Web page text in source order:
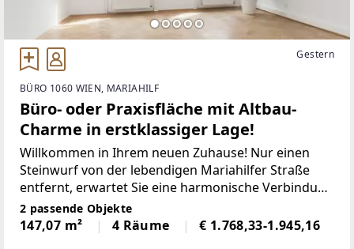
Gestern
BÜRO 1060 WIEN, MARIAHILF
Büro- oder Praxisfläche mit Altbau-
Charme in erstklassiger Lage!
Willkommen in Ihrem neuen Zuhause! Nur einen
Steinwurf von der lebendigen Mariahilfer Straße
entfernt, erwartet Sie eine harmonische Verbindung
aus urbanem Lifestyle und entspannter
Wohnatmosphäre. Großzügige Altbau-
Büroräumlichkeiten
2 passende Objekte
147,07 m² 4 Räume € 1.768,33-1.945,16